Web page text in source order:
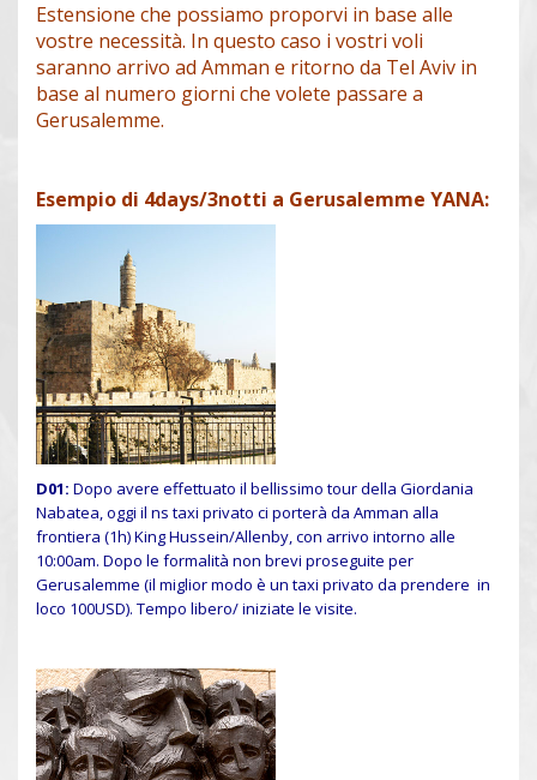
Estensione che possiamo proporvi in base alle
vostre necessità. In questo caso i vostri voli
saranno arrivo ad Amman e ritorno da Tel Aviv in
base al numero giorni che volete passare a
Gerusalemme.
Esempio di 4days/3notti a Gerusalemme YANA:
D01: Dopo avere effettuato il bellissimo tour della Giordania
Nabatea, oggi il ns taxi privato ci porterà da Amman alla
frontiera (1h) King Hussein/Allenby, con arrivo intorno alle
10:00am. Dopo le formalità non brevi proseguite per
Gerusalemme (il miglior modo è un taxi privato da prendere in
loco 100USD). Tempo libero/ iniziate le visite.